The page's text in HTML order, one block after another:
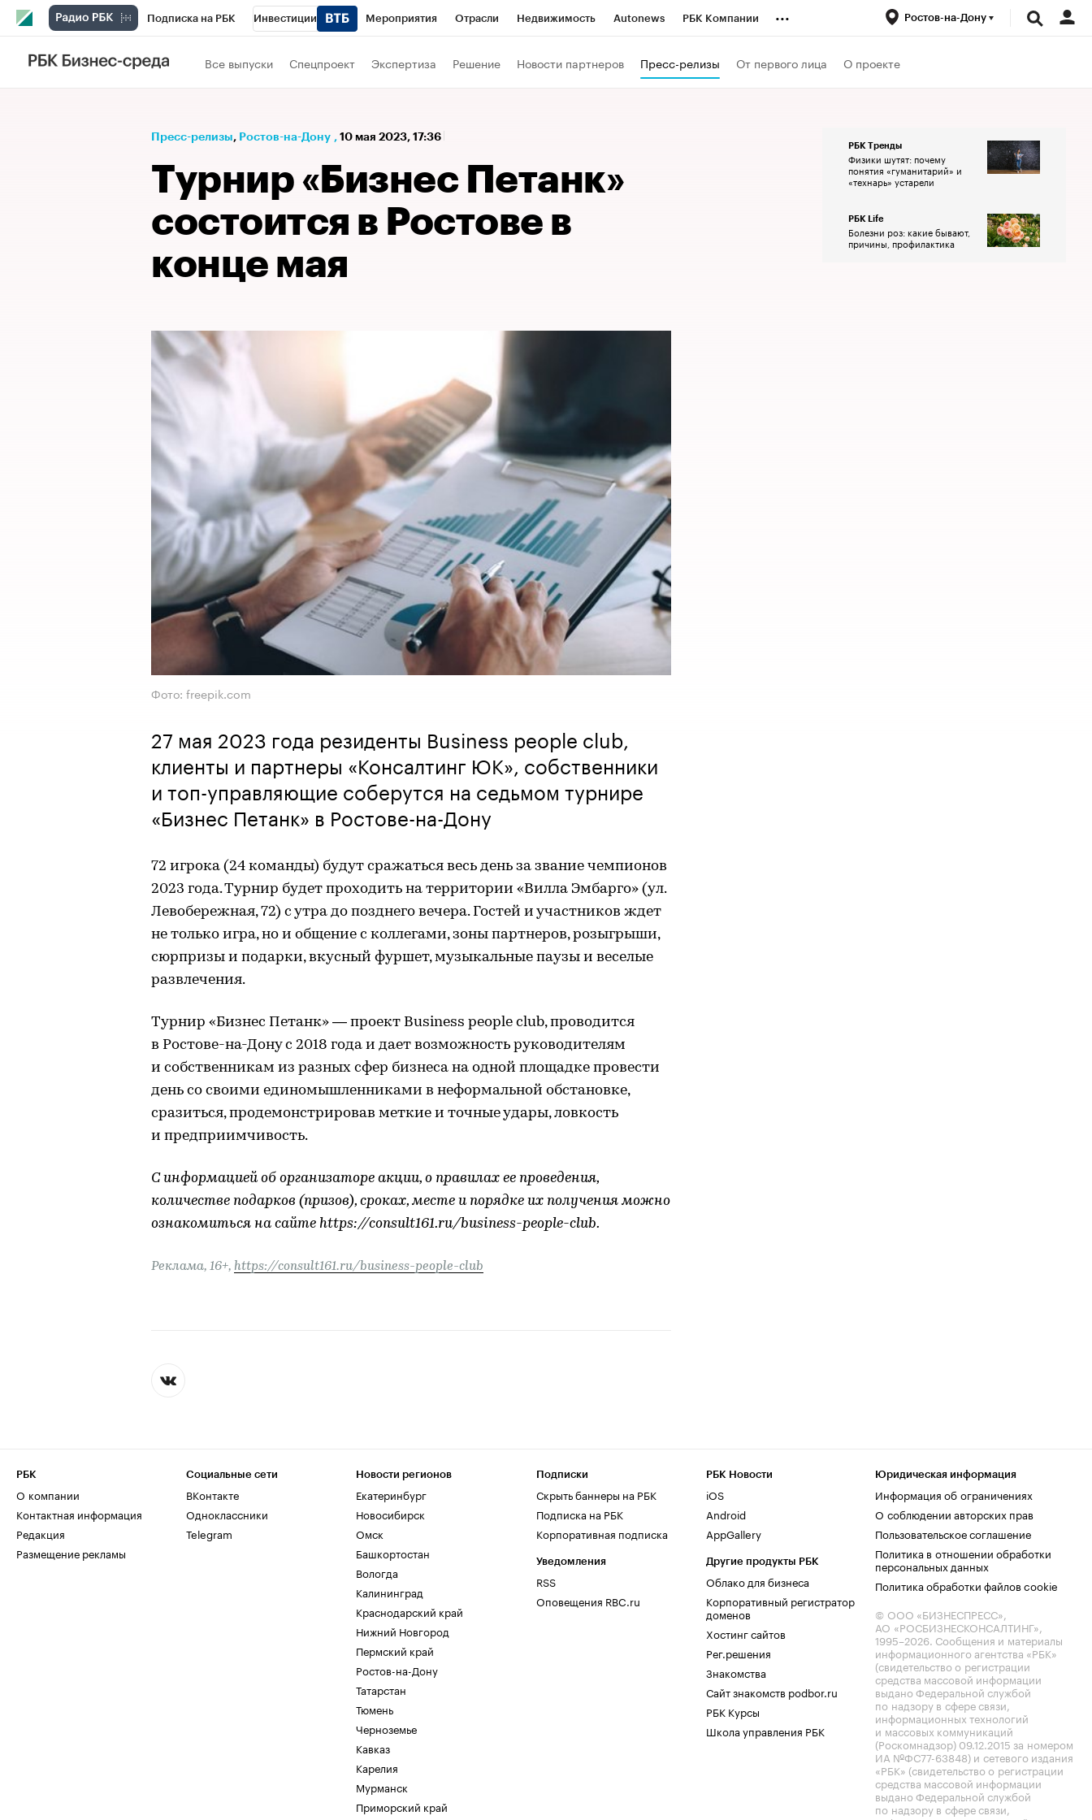
Подписка на РБК Инвестиции Мероприятия Отрасли Недвижимость Autonews РБК Компании
Телеканал
Спецпроекты Проверка контрагентов Экономика
Рынок наличной валюты
... Ростов-на-Дону
Все выпуски Спецпроект Экспертиза Решение Новости партнеров Пресс-релизы От первого лица О проекте
Пресс-релизы⁠, Ростов-на-Дону , 10 мая 2023, 17:36
Турнир «Бизнес Петанк»
состоится в Ростове в
конце мая
Фото: freepik.com
27 мая 2023 года резиденты Business people club,
клиенты и партнеры «Консалтинг ЮК», собственники
и топ-управляющие соберутся на седьмом турнире
«Бизнес Петанк» в Ростове-на-Дону
72 игрока (24 команды) будут сражаться весь день за звание чемпионов
2023 года. Турнир будет проходить на территории «Вилла Эмбарго» (ул.
Левобережная, 72) с утра до позднего вечера. Гостей и участников ждет
не только игра, но и общение с коллегами, зоны партнеров, розыгрыши,
сюрпризы и подарки, вкусный фуршет, музыкальные паузы и веселые
развлечения.
Турнир «Бизнес Петанк» — проект Business people club, проводится
в Ростове-на-Дону с 2018 года и дает возможность руководителям
и собственникам из разных сфер бизнеса на одной площадке провести
день со своими единомышленниками в неформальной обстановке,
сразиться, продемонстрировав меткие и точные удары, ловкость
и предприимчивость.
С информацией об организаторе акции, о правилах ее проведения,
количестве подарков (призов), сроках, месте и порядке их получения можно
ознакомиться на сайте https://consult161.ru/business-people-club.
Реклама, 16+, https://consult161.ru/business-people-club
РБК Тренды
Физики шутят: почему
понятия «гуманитарий» и
«технарь» устарели
РБК Life
Болезни роз: какие бывают,
причины, профилактика
РБК
О компании
Контактная информация
Редакция
Размещение рекламы
Социальные сети
ВКонтакте
Одноклассники
Telegram
Новости регионов
Екатеринбург
Новосибирск
Омск
Башкортостан
Вологда
Калининград
Краснодарский край
Нижний Новгород
Пермский край
Ростов-на-Дону
Татарстан
Тюмень
Черноземье
Кавказ
Карелия
Мурманск
Приморский край
Подписки
Скрыть баннеры на РБК
Подписка на РБК
Корпоративная подписка
Уведомления
RSS
Оповещения RBC.ru
РБК Новости
iOS
Android
AppGallery
Другие продукты РБК
Облако для бизнеса
Корпоративный регистратор
доменов
Хостинг сайтов
Рег.решения
Знакомства
Сайт знакомств podbor.ru
РБК Курсы
Школа управления РБК
Юридическая информация
Информация об ограничениях
О соблюдении авторских прав
Пользовательское соглашение
Политика в отношении обработки
персональных данных
Политика обработки файлов cookie
© ООО «БИЗНЕСПРЕСС»,
АО «РОСБИЗНЕСКОНСАЛТИНГ»,
1995–2026. Сообщения и материалы
информационного агентства «РБК»
(свидетельство о регистрации
средства массовой информации
выдано Федеральной службой
по надзору в сфере связи,
информационных технологий
и массовых коммуникаций
(Роскомнадзор) 09.12.2015 за номером
ИА №ФС77-63848) и сетевого издания
«РБК» (свидетельство о регистрации
средства массовой информации
выдано Федеральной службой
по надзору в сфере связи,